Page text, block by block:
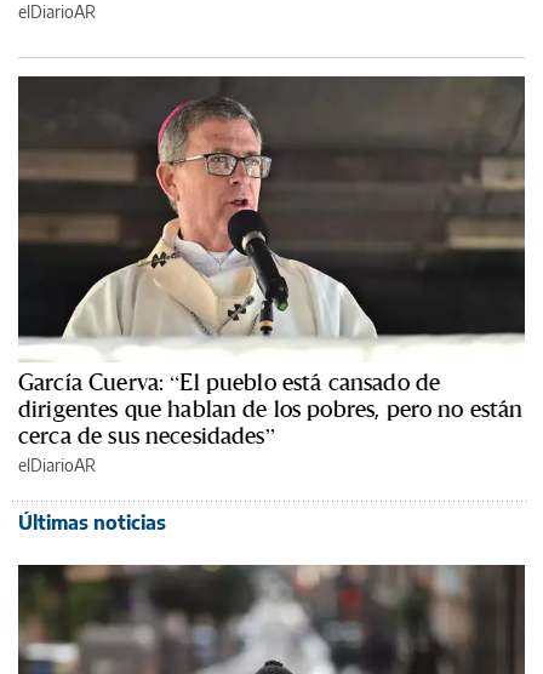
elDiarioAR
García Cuerva: “El pueblo está cansado de
dirigentes que hablan de los pobres, pero no están
cerca de sus necesidades”
elDiarioAR
Últimas noticias